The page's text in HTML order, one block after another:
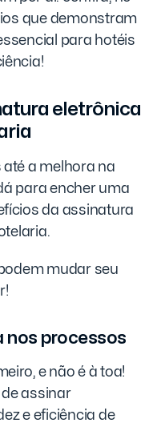
que demonstram
para hotéis
eletrônica
a melhora na
para encher uma
da assinatura
mudar seu
nos processos
e não é à toa!
assinar
e eficiência de